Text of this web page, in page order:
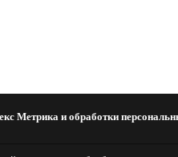
Метрика и обработки